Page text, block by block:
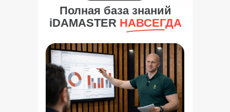
Полная база знаний
iDAMASTER НАВСЕГДА